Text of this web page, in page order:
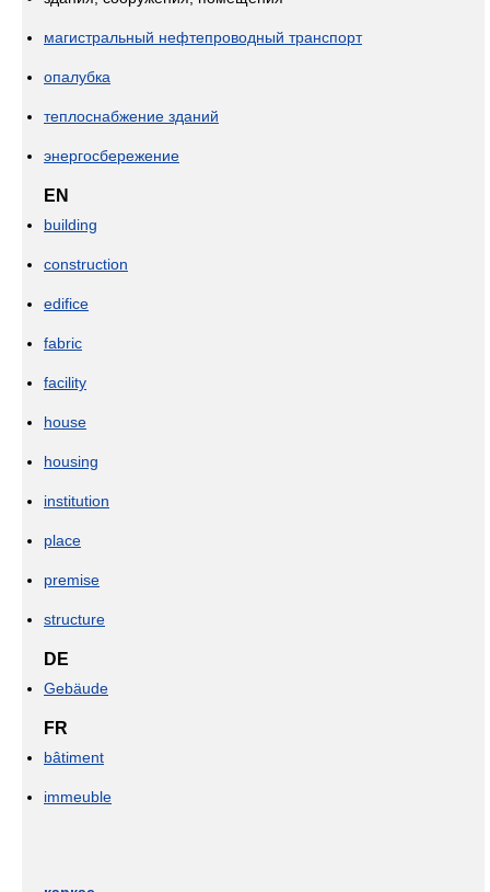
магистральный нефтепроводный транспорт
опалубка
теплоснабжение зданий
энергосбережение
EN
building
construction
edifice
fabric
facility
house
housing
institution
place
premise
structure
DE
Gebäude
FR
bâtiment
immeuble